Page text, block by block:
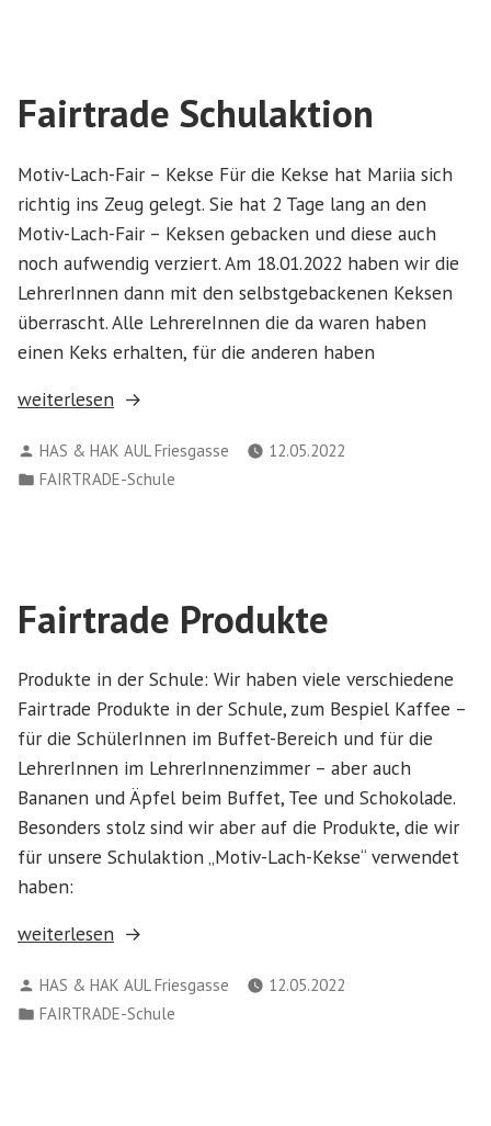
Fries“
Fairtrade Schulaktion
Motiv-Lach-Fair – Kekse Für die Kekse hat Mariia sich
richtig ins Zeug gelegt. Sie hat 2 Tage lang an den
Motiv-Lach-Fair – Keksen gebacken und diese auch
noch aufwendig verziert. Am 18.01.2022 haben wir die
LehrerInnen dann mit den selbstgebackenen Keksen
überrascht. Alle LehrereInnen die da waren haben
einen Keks erhalten, für die anderen haben
„Fairtrade
weiterlesen
Verfasst
von
HAS & HAK AUL Friesgasse
12.05.2022
Veröffentlicht
FAIRTRADE-Schule
Fairtrade Produkte
Produkte in der Schule: Wir haben viele verschiedene
Fairtrade Produkte in der Schule, zum Bespiel Kaffee –
für die SchülerInnen im Buffet-Bereich und für die
LehrerInnen im LehrerInnenzimmer – aber auch
Bananen und Äpfel beim Buffet, Tee und Schokolade.
Besonders stolz sind wir aber auf die Produkte, die wir
für unsere Schulaktion „Motiv-Lach-Kekse“ verwendet
haben:
„Fairtrade
weiterlesen
Verfasst
von
HAS & HAK AUL Friesgasse
12.05.2022
Veröffentlicht
FAIRTRADE-Schule